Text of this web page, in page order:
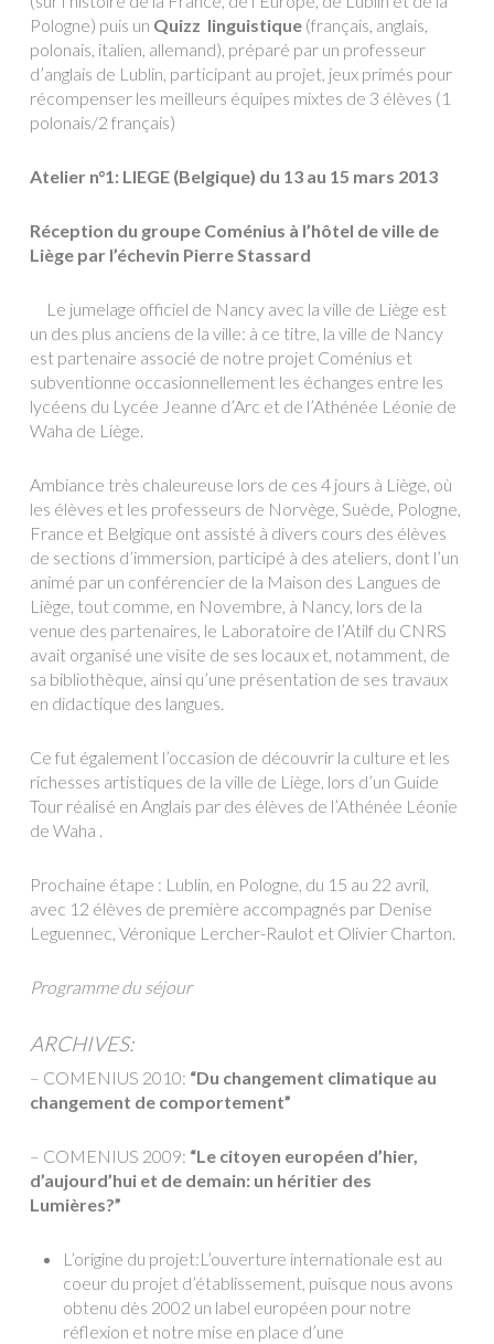
Pologne) puis un Quizz linguistique (français, anglais,
polonais, italien, allemand), préparé par un professeur
d’anglais de Lublin, participant au projet, jeux primés pour
récompenser les meilleurs équipes mixtes de 3 élèves (1
polonais/2 français)
Atelier n°1: LIEGE (Belgique) du 13 au 15 mars 2013
Réception du groupe Coménius à l’hôtel de ville de
Liège par l’échevin Pierre Stassard
Le jumelage officiel de Nancy avec la ville de Liège est
un des plus anciens de la ville: à ce titre, la ville de Nancy
est partenaire associé de notre projet Coménius et
subventionne occasionnellement les échanges entre les
lycéens du Lycée Jeanne d’Arc et de l’Athénée Léonie de
Waha de Liège.
Ambiance très chaleureuse lors de ces 4 jours à Liège, où
les élèves et les professeurs de Norvège, Suède, Pologne,
France et Belgique ont assisté à divers cours des élèves
de sections d’immersion, participé à des ateliers, dont l’un
animé par un conférencier de la Maison des Langues de
Liège, tout comme, en Novembre, à Nancy, lors de la
venue des partenaires, le Laboratoire de l’Atilf du CNRS
avait organisé une visite de ses locaux et, notamment, de
sa bibliothèque, ainsi qu’une présentation de ses travaux
en didactique des langues.
Ce fut également l’occasion de découvrir la culture et les
richesses artistiques de la ville de Liège, lors d’un Guide
Tour réalisé en Anglais par des élèves de l’Athénée Léonie
de Waha .
Prochaine étape : Lublin, en Pologne, du 15 au 22 avril,
avec 12 élèves de première accompagnés par Denise
Leguennec, Véronique Lercher-Raulot et Olivier Charton.
Programme du séjour
ARCHIVES:
– COMENIUS 2010: “Du changement climatique au
changement de comportement”
– COMENIUS 2009: “Le citoyen européen d’hier,
d’aujourd’hui et de demain: un héritier des
Lumières?”
L’origine du projet:L’ouverture internationale est au
coeur du projet d’établissement, puisque nous avons
obtenu dès 2002 un label européen pour notre
réflexion et notre mise en place d’une